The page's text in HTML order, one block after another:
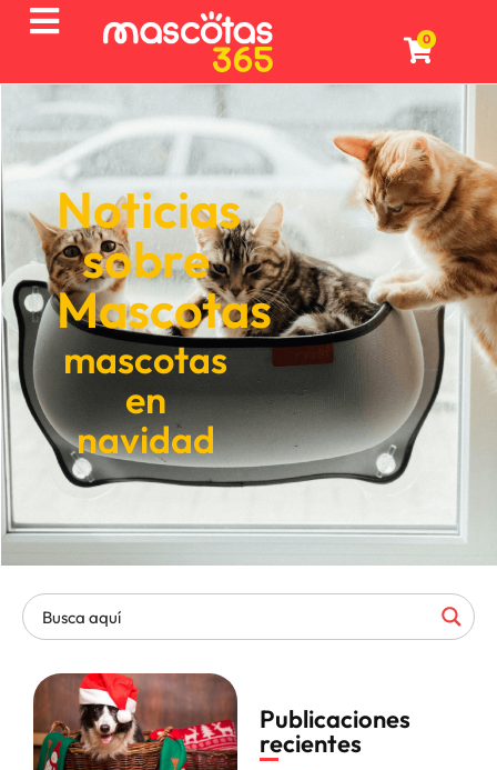
0
Noticias
sobre
Mascotas
mascotas
en
navidad
Publicaciones
recientes